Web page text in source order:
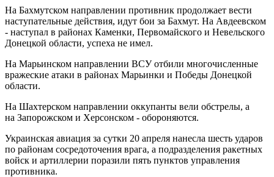
На Бахмутском направлении противник продолжает вести
наступательные действия, идут бои за Бахмут. На Авдеевском
- наступал в районах Каменки, Первомайского и Невельского
Донецкой области, успеха не имел.
На Марьинском направлении ВСУ отбили многочисленные
вражеские атаки в районах Марьинки и Победы Донецкой
области.
На Шахтерском направлении оккупанты вели обстрелы, а
на Запорожском и Херсонском - обороняются.
Украинская авиация за сутки 20 апреля нанесла шесть ударов
по районам сосредоточения врага, а подразделения ракетных
войск и артиллерии поразили пять пунктов управления
противника.